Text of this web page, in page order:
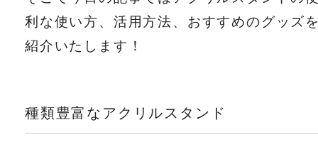
利な使い方、活用方法、おすすめのグッズ
紹介いたします！
種類豊富なアクリルスタンド